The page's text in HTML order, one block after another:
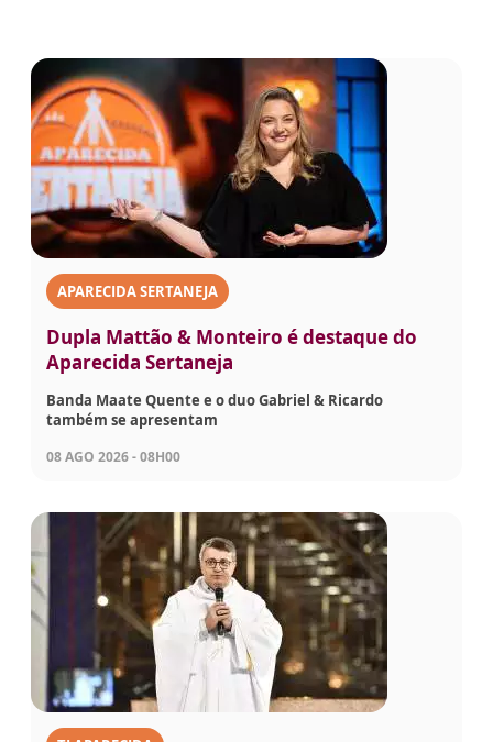
APARECIDA SERTANEJA
Dupla Mattão & Monteiro é destaque do
Aparecida Sertaneja
Banda Maate Quente e o duo Gabriel & Ricardo
também se apresentam
08 AGO 2026 - 08H00